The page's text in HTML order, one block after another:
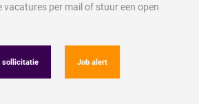
vacatures per mail of stuur een open
sollicitatie Job alert